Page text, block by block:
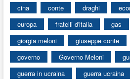
cina
conte draghi
europa
fratelli d'italia gas
giorgia meloni
giuseppe conte
governo
Governo Meloni
guerra in ucraina
guerra ucraina